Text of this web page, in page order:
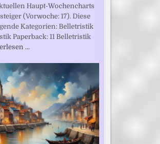
Haupt-Wochencharts
(Vorwoche: 17). Diese
Kategorien: Belletristik
Paperback: 11 Belletristik
…